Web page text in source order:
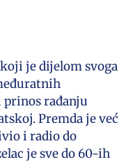
je dijelom svoga
prinos rađanju
Premda je već
i radio do
je sve do 60-ih